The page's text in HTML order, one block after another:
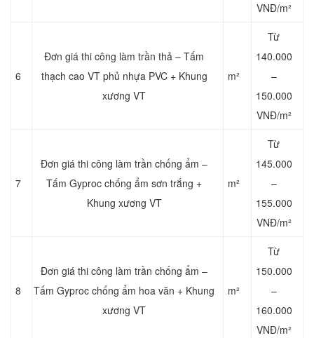
VNĐ/m²
6
Đơn giá thi công làm trần thả – Tấm
thạch cao VT phủ nhựa PVC + Khung
xương VT
m²
Từ
140.000
–
150.000
VNĐ/m²
7
Đơn giá thi công làm trần chống ẩm –
Tấm Gyproc chống ẩm sơn trắng +
Khung xương VT
m²
Từ
145.000
–
155.000
VNĐ/m²
8
Đơn giá thi công làm trần chống ẩm –
Tấm Gyproc chống ẩm hoa văn + Khung
xương VT
m²
Từ
150.000
–
160.000
VNĐ/m²